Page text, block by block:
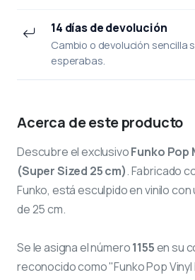
14 días de devolución
Cambio o devolución sencilla
esperabas.
Acerca de este producto
Descubre el exclusivoFunko Pop
(Super Sized 25 cm). Fabricado
Funko, está esculpido en vinilo
de 25 cm.
Se le asigna el número1155en su
reconocido como "Funko Pop